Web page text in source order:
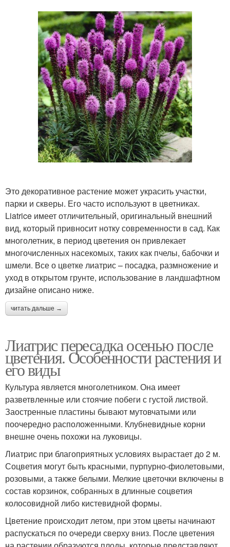
Это декоративное растение может украсить участки,
парки и скверы. Его часто используют в цветниках.
Liatrice имеет отличительный, оригинальный внешний
вид, который привносит нотку современности в сад. Как
многолетник, в период цветения он привлекает
многочисленных насекомых, таких как пчелы, бабочки и
шмели. Все о цветке лиатрис – посадка, размножение и
уход в открытом грунте, использование в ландшафтном
дизайне описано ниже.
читать дальше →
Лиатрис пересадка осенью после
цветения. Особенности растения и
его виды
Культура является многолетником. Она имеет
разветвленные или стоячие побеги с густой листвой.
Заостренные пластины бывают мутовчатыми или
поочередно расположенными. Клубневидные корни
внешне очень похожи на луковицы.
Лиатрис при благоприятных условиях вырастает до 2 м.
Соцветия могут быть красными, пурпурно-фиолетовыми,
розовыми, а также белыми. Мелкие цветочки включены в
состав корзинок, собранных в длинные соцветия
колосовидной либо кистевидной формы.
Цветение происходит летом, при этом цветы начинают
распускаться по очереди сверху вниз. После цветения